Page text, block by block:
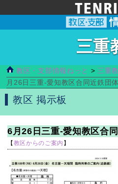
三重
教区・支部情報ねっと > 三重
月26日三重-愛知教区合同近鉄団
教区 掲示板
6月26日三重-愛知教区合
【 教区からのご案内 】